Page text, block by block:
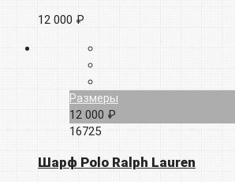
12 000 ₽
Размеры
12 000 ₽
16725
Шарф Polo Ralph Lauren